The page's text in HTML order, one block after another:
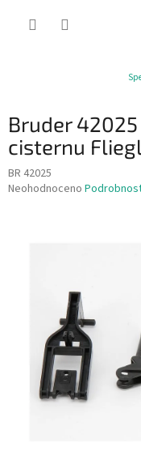
Bruder
cisternu
BR 42025
Průměrné
Neohodnoceno